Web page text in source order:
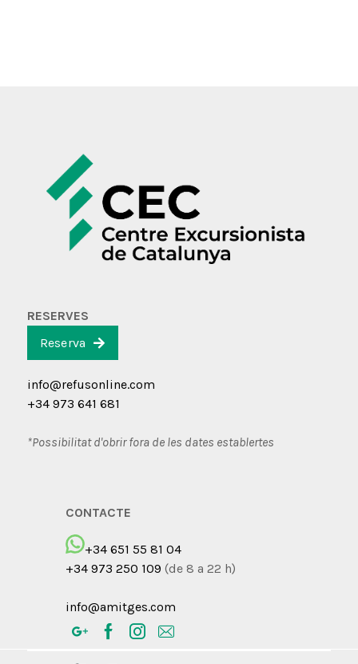
RESERVES
Reserva
info@refusonline.com
+34 973 641 681
*Possibilitat d'obrir fora de les dates establertes
CONTACTE
+34 651 55 81 04
+34 973 250 109 (de 8 a 22 h)
info@amitges.com